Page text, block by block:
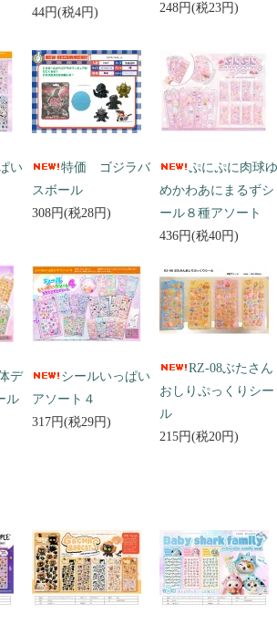
44円(税4円)
248円(税23円)
い
特価 ゴジラバ
スボール
308円(税28円)
ぷにぷに肉球ゆ
めかわあにまるずシ
ール８種アソート
436円(税40円)
デ
ル
シールいっぱい
アソート４
317円(税29円)
RZ-08ぶたさん
おしりぷっくりシー
ル
215円(税20円)